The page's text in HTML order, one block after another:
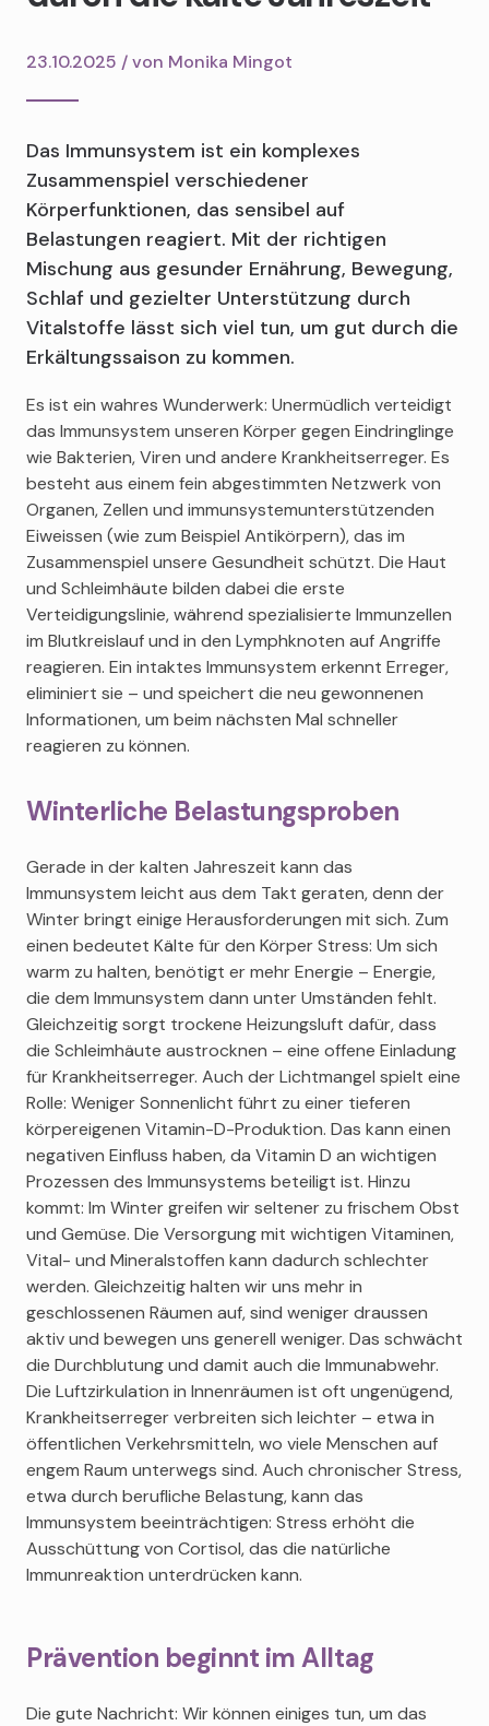
23.10.2025 / von Monika Mingot
Das Immunsystem ist ein komplexes
Zusammenspiel verschiedener
Körperfunktionen, das sensibel auf
Belastungen reagiert. Mit der richtigen
Mischung aus gesunder Ernährung, Bewegung,
Schlaf und gezielter Unterstützung durch
Vitalstoffe lässt sich viel tun, um gut durch die
Erkältungssaison zu kommen.
Es ist ein wahres Wunderwerk: Unermüdlich verteidigt
das Immunsystem unseren Körper gegen Eindringlinge
wie Bakterien, Viren und andere Krankheitserreger. Es
besteht aus einem fein abgestimmten Netzwerk von
Organen, Zellen und immunsystemunterstützenden
Eiweissen (wie zum Beispiel Antikörpern), das im
Zusammenspiel unsere Gesundheit schützt. Die Haut
und Schleimhäute bilden dabei die erste
Verteidigungslinie, während spezialisierte Immunzellen
im Blutkreislauf und in den Lymphknoten auf Angriffe
reagieren. Ein intaktes Immunsystem erkennt Erreger,
eliminiert sie – und speichert die neu gewonnenen
Informationen, um beim nächsten Mal schneller
reagieren zu können.
Winterliche Belastungsproben
Gerade in der kalten Jahreszeit kann das
Immunsystem leicht aus dem Takt geraten, denn der
Winter bringt einige Herausforderungen mit sich. Zum
einen bedeutet Kälte für den Körper Stress: Um sich
warm zu halten, benötigt er mehr Energie – Energie,
die dem Immunsystem dann unter Umständen fehlt.
Gleichzeitig sorgt trockene Heizungsluft dafür, dass
die Schleimhäute austrocknen – eine offene Einladung
für Krankheitserreger. Auch der Lichtmangel spielt eine
Rolle: Weniger Sonnenlicht führt zu einer tieferen
körpereigenen Vitamin-D-Produktion. Das kann einen
negativen Einfluss haben, da Vitamin D an wichtigen
Prozessen des Immunsystems beteiligt ist. Hinzu
kommt: Im Winter greifen wir seltener zu frischem Obst
und Gemüse. Die Versorgung mit wichtigen Vitaminen,
Vital- und Mineralstoffen kann dadurch schlechter
werden. Gleichzeitig halten wir uns mehr in
geschlossenen Räumen auf, sind weniger draussen
aktiv und bewegen uns generell weniger. Das schwächt
die Durchblutung und damit auch die Immunabwehr.
Die Luftzirkulation in Innenräumen ist oft ungenügend,
Krankheitserreger verbreiten sich leichter – etwa in
öffentlichen Verkehrsmitteln, wo viele Menschen auf
engem Raum unterwegs sind. Auch chronischer Stress,
etwa durch berufliche Belastung, kann das
Immunsystem beeinträchtigen: Stress erhöht die
Ausschüttung von Cortisol, das die natürliche
Immunreaktion unterdrücken kann.
Prävention beginnt im Alltag
Die gute Nachricht: Wir können einiges tun, um das